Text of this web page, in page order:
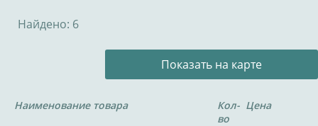
Найдено: 6
Показать на карте
Наименование товара
Кол-
во
Цена